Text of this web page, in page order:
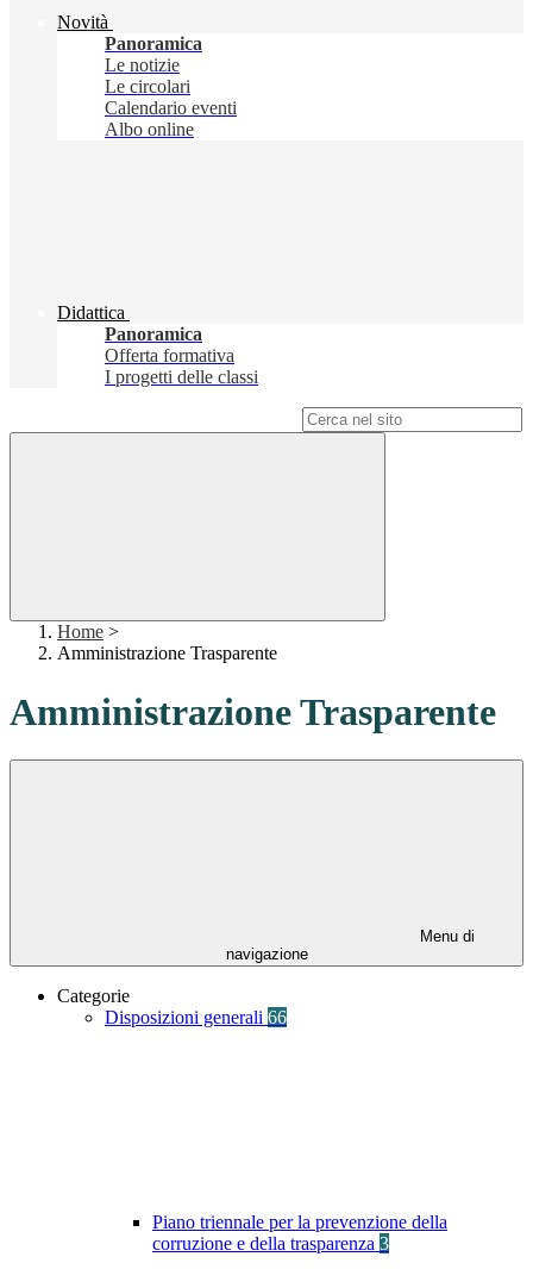
Novità
Panoramica
Le notizie
Le circolari
Calendario eventi
Albo online
Didattica
Panoramica
Offerta formativa
I progetti delle classi
Home >
Amministrazione Trasparente
Amministrazione Trasparente
Menu di
navigazione
Categorie
Disposizioni generali 66
Piano triennale per la prevenzione della
corruzione e della trasparenza 3